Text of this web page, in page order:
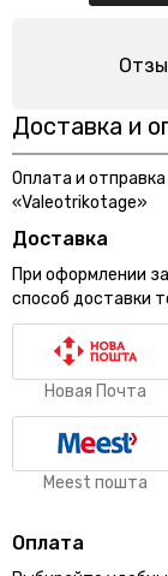
Доставка и
Оплата и
«Valeotrikotage»
Доставка
При оформлении
способ доставки
Новая Почта
Meest пошта
Оплата